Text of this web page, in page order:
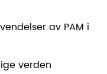
av PAM i
verden